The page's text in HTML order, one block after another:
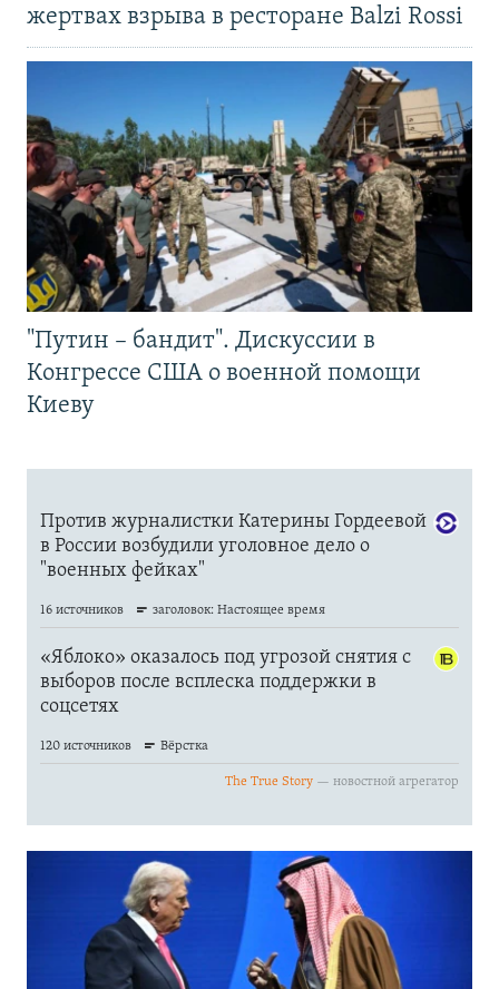
жертвах взрыва в ресторане Balzi Rossi
"Путин – бандит". Дискуссии в
Конгрессе США о военной помощи
Киеву